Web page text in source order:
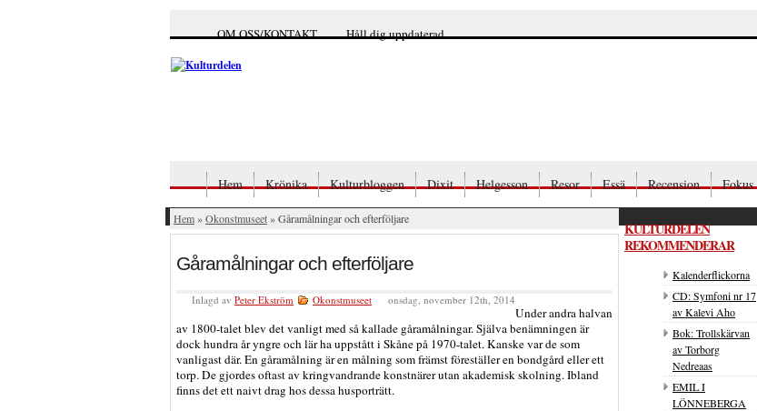
OM OSS/KONTAKT Håll dig uppdaterad
Hem Krönika Kulturbloggen Dixit Helgesson Resor Essä Recension Fokus
Hem»Okonstmuseet» Gåramålningar och efterföljare
Gåramålningar och efterföljare
Inlagd av Peter Ekström Okonstmuseet onsdag, november 12th, 2014
Under andra halvan
av 1800-talet blev det vanligt med så kallade gåramålningar. Själva benämningen är
dock hundra år yngre och lär ha uppstått i Skåne på 1970-talet. Kanske var de som
vanligast där. En gåramålning är en målning som främst föreställer en bondgård eller ett
torp. De gjordes oftast av kringvandrande konstnärer utan akademisk skolning. Ibland
finns det ett naivt drag hos dessa husporträtt.
KULTURDELEN
REKOMMENDERAR
Kalenderflickorna
CD: Symfoni nr 17
av Kalevi Aho
Bok: Trollskärvan
av Torborg
Nedreaas
EMIL I
LÖNNEBERGA